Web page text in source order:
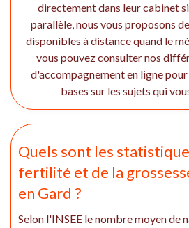
directement dans leur cabinet
parallèle, nous vous proposons
disponibles à distance quand le
vous pouvez consulter nos
d'accompagnement en ligne
bases sur les sujets qui
Quels sont les
fertilité et de la
en Gard ?
Selon l'INSEE le nombre moyen de